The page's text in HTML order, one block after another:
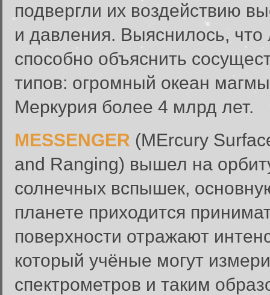
подвергли их воздействию
и давления. Выяснилось,
способно объяснить
типов: огромный океан
Меркурия более 4 млрд лет.
MESSENGER (MErcury
and Ranging) вышел на
солнечных вспышек,
планете приходится
поверхности отражают
который учёные могут
спектрометров и таким